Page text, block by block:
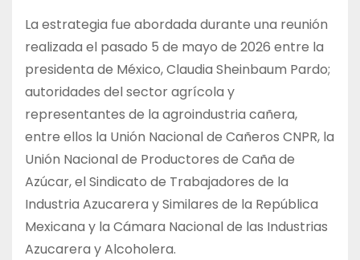
La estrategia fue abordada durante una reunión
realizada el pasado 5 de mayo de 2026 entre la
presidenta de México, Claudia Sheinbaum Pardo;
autoridades del sector agrícola y
representantes de la agroindustria cañera,
entre ellos la Unión Nacional de Cañeros CNPR, la
Unión Nacional de Productores de Caña de
Azúcar, el Sindicato de Trabajadores de la
Industria Azucarera y Similares de la República
Mexicana y la Cámara Nacional de las Industrias
Azucarera y Alcoholera.